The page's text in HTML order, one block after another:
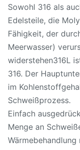
Sowohl 316 als
Edelsteile, die
Fähigkeit, der
Meerwasser)
widerstehen316L
316. Der
im
Schweißprozess.
Einfach
Menge an